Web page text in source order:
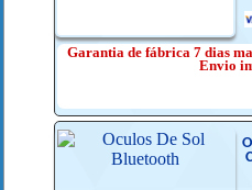
Garantia de fábrica 7 dias
Envio